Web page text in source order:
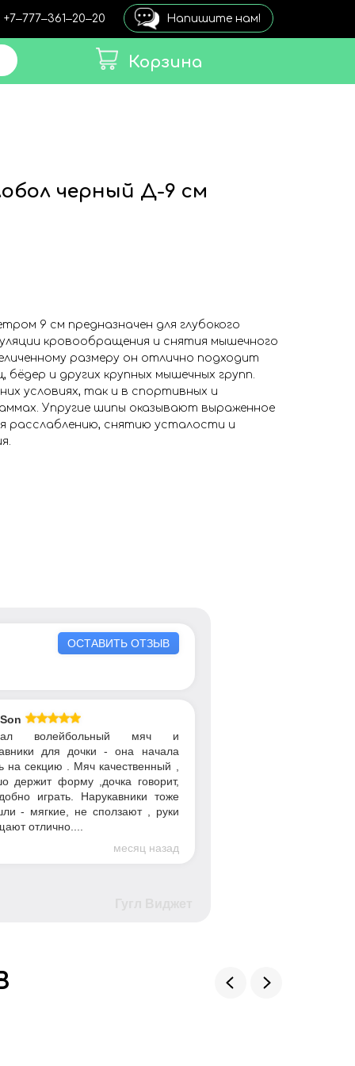
Корзина
+7‒777‒361‒20‒20 Напишите нам!
черный Д-9 см
9 см предназначен для глубокого
кровообращения и снятия мышечного
размеру он отлично подходит
бёдер и других крупных мышечных групп.
условиях, так и в спортивных и
Упругие шипы оказывают выраженное
расслаблению, снятию усталости и
ОСТАВИТЬ ОТЗЫВ
волейбольный мяч и
для дочки - она начала
на секцию . Мяч качественный ,
держит форму ,дочка говорит,
играть. Нарукавники тоже
- мягкие, не сползают , руки
отлично....
месяц назад